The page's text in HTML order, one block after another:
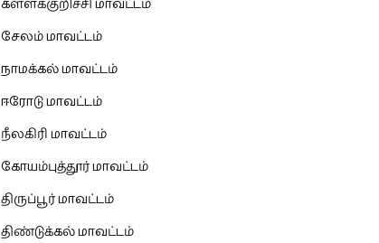
கள்ளக்குறிச்சி மாவட்டம்
சேலம் மாவட்டம்
நாமக்கல் மாவட்டம்
ஈரோடு மாவட்டம்
நீலகிரி மாவட்டம்
கோயம்புத்தூர் மாவட்டம்
திருப்பூர் மாவட்டம்
திண்டுக்கல் மாவட்டம்